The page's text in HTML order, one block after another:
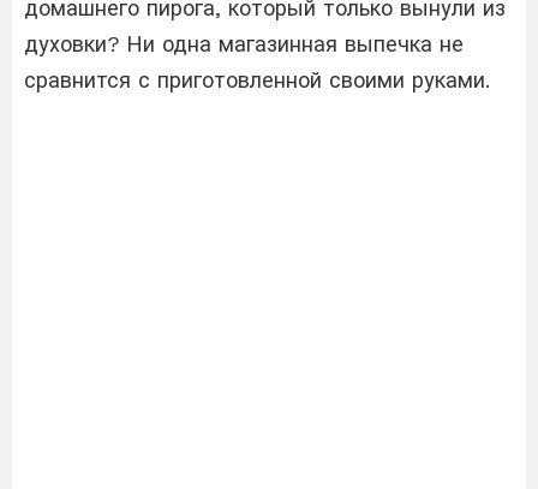
домашнего пирога, который только вынули из
духовки? Ни одна магазинная выпечка не
сравнится с приготовленной своими руками.